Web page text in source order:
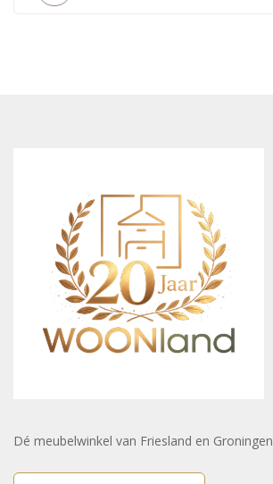
Dé meubelwinkel van Friesland en Groningen